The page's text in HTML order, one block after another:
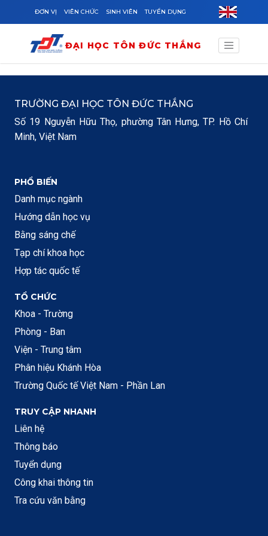
Skip to main content
ĐƠN VỊ VIÊN CHỨC SINH VIÊN TUYỂN DỤNG
ĐẠI HỌC TÔN ĐỨC THẮNG
TRƯỜNG ĐẠI HỌC TÔN ĐỨC THẮNG
Số 19 Nguyễn Hữu Thọ, phường Tân Hưng, TP. Hồ Chí
Minh, Việt Nam
PHỔ BIẾN
Danh mục ngành
Hướng dẫn học vụ
Bằng sáng chế
Tạp chí khoa học
Hợp tác quốc tế
TỔ CHỨC
Khoa - Trường
Phòng - Ban
Viện - Trung tâm
Phân hiệu Khánh Hòa
Trường Quốc tế Việt Nam - Phần Lan
TRUY CẬP NHANH
Liên hệ
Thông báo
Tuyển dụng
Công khai thông tin
Tra cứu văn bằng